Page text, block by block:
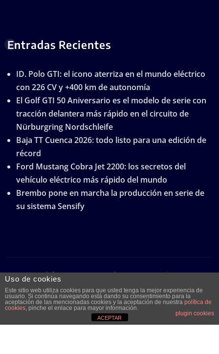
Entradas Recientes
ID. Polo GTI: el icono aterriza en el mundo eléctrico
con 226 CV y +400 km de autonomía
El Golf GTI 50 Aniversario es el modelo de serie con
tracción delantera más rápido en el circuito de
Nürburgring Nordschleife
Baja TT Cuenca 2026: todo listo para una edición de
récord
Ford Mustang Cobra Jet 2200: los secretos del
vehículo eléctrico más rápido del mundo
Brembo pone en marcha la producción en serie de
su sistema Sensify
Copyright © 2026 | Funciona conWordPress|
Frankfurt Newspor ThemeArile
Aviso legal y
Publicidad Contacto
Uso de cookies
Este sitio web utiliza cookies para que usted tenga la mejor experiencia de
usuario. Si continúa navegando está dando su consentimiento para la
aceptación de las mencionadas cookies y la aceptación de nuestra política de
cookies, pinche el enlace para mayor información.
plugin cookies
ACEPTAR